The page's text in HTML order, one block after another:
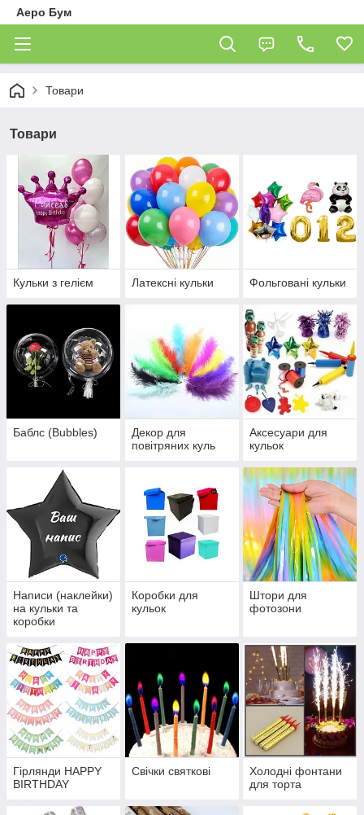
Аеро Бум
Товари
Товари
Кульки з гелієм Латексні кульки Фольговані кульки
Баблс (Bubbles)
Декор для
повітряних куль
Аксесуари для
кульок
Написи (наклейки)
на кульки та
коробки
Коробки для
кульок
Штори для
фотозони
Гірлянди HAPPY
BIRTHDAY
Свічки святкові
Холодні фонтани
для торта